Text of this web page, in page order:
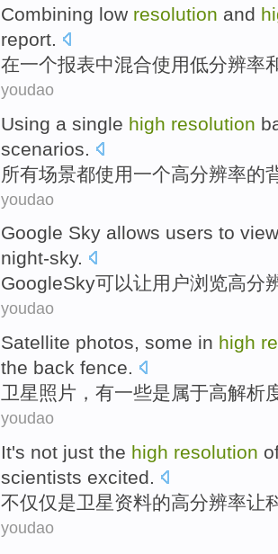
Combining low resolution and
report.
在一个报表中混合使用低分辨率
youdao
Using a single high resolution
scenarios
所有场景都使用一个高分辨率的
youdao
Google Sky allows users to view
night-sky.
GoogleSky可以让用户浏览高分
youdao
Satellite photos, some in high
the back fence.
卫星照片 ， 有一些是属于高解析
youdao
It's not just the high resolution
scientists excited.
不仅仅是卫星资料的高分辨率让
youdao